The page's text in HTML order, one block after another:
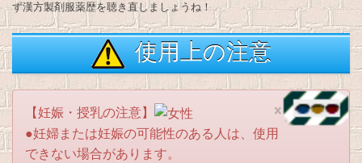
ず漢方製剤服薬歴を聴き直しましょうね！
使用上の注意
×
【妊娠・授乳の注意】
●妊婦または妊娠の可能性のある人は、使用
できない場合があります。